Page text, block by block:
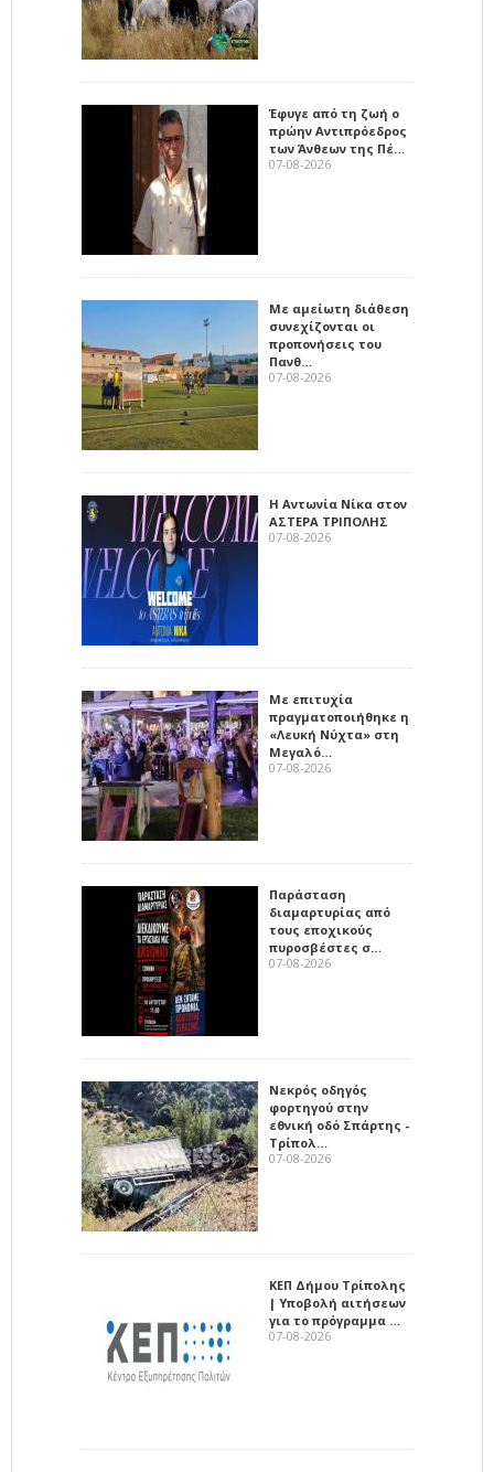
Έφυγε από τη ζωή ο
πρώην Αντιπρόεδρος
των Άνθεων της Πέ…
07-08-2026
Με αμείωτη διάθεση
συνεχίζονται οι
προπονήσεις του
Πανθ…
07-08-2026
Η Αντωνία Νίκα στον
ΑΣΤΕΡΑ ΤΡΙΠΟΛΗΣ
07-08-2026
Με επιτυχία
πραγματοποιήθηκε η
«Λευκή Νύχτα» στη
Μεγαλό…
07-08-2026
Παράσταση
διαμαρτυρίας από
τους εποχικούς
πυροσβέστες σ…
07-08-2026
Νεκρός οδηγός
φορτηγού στην
εθνική οδό Σπάρτης -
Τρίπολ…
07-08-2026
ΚΕΠ Δήμου Τρίπολης
| Υποβολή αιτήσεων
για το πρόγραμμα …
07-08-2026